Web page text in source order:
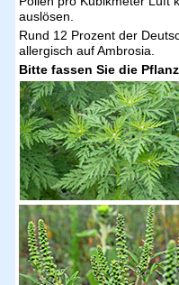
auslösen.
Rund 12 Prozent der
allergisch auf Ambrosia.
Bitte fassen Sie die